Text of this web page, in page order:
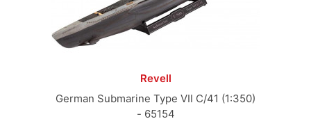
Revell
German Submarine Type VII C/41 (1:350)
- 65154